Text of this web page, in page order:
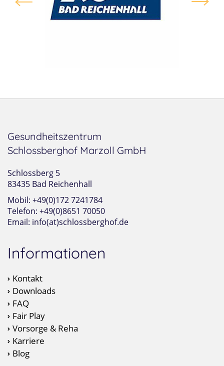
Gesundheitszentrum
Schlossberghof Marzoll GmbH
Schlossberg 5
83435 Bad Reichenhall
Mobil: +49(0)172 7241784
Telefon: +49(0)8651 70050
Email: info(at)schlossberghof.de
Informationen
Kontakt
Downloads
FAQ
Fair Play
Vorsorge & Reha
Karriere
Blog